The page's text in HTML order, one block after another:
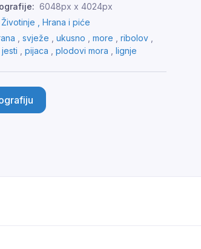
6048px x 4024px
Životinje , Hrana i piće
, svježe , ukusno , more , ribolov ,
jesti , pijaca , plodovi mora , lignje